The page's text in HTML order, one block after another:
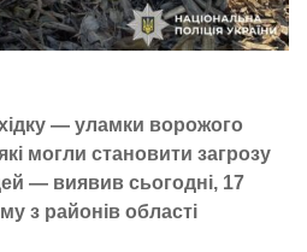
— уламки ворожого
могли становити загрозу
— виявив сьогодні, 17
з районів області